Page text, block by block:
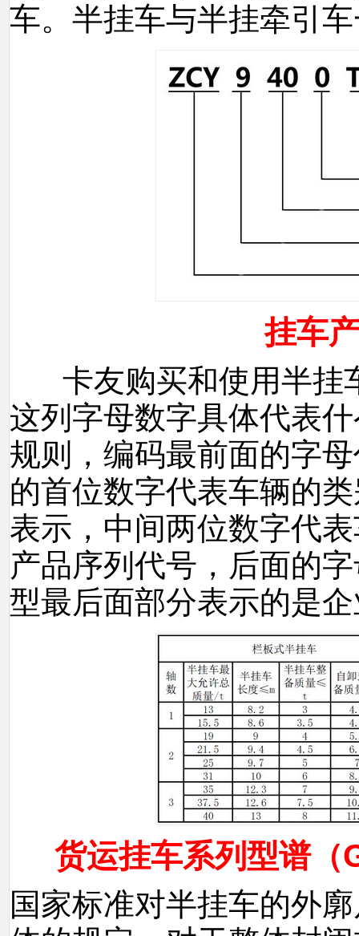
车。半挂车与半挂牵引
挂车
卡友购买和使用半挂
这列字母数字具体代表
规则，编码最前面的字
的首位数字代表车辆的
表示，中间两位数字代
产品序列代号，后面的
型最后面部分表示的是
货运挂车系列型谱（
国家标准对半挂车的外